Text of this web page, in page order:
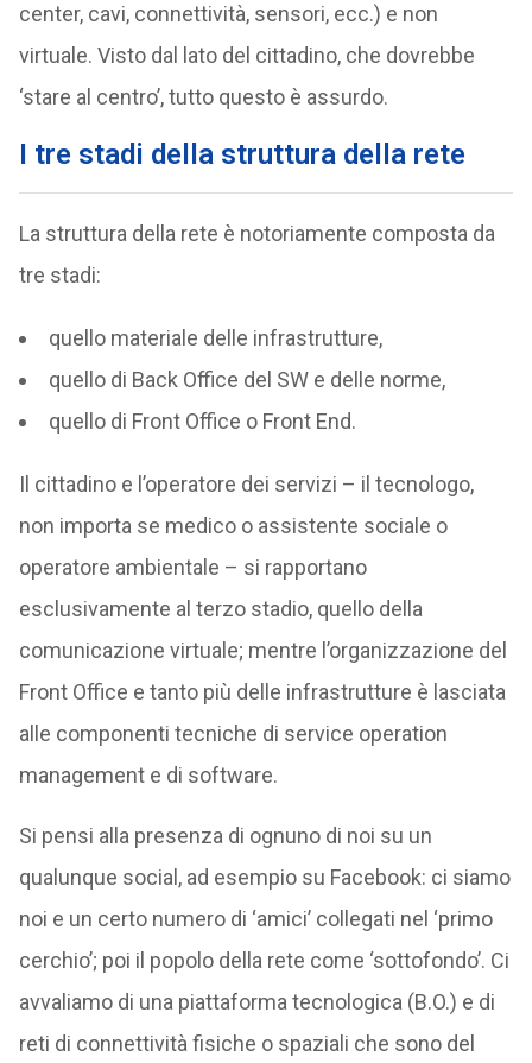
center, cavi, connettività, sensori, ecc.) e non
virtuale. Visto dal lato del cittadino, che dovrebbe
‘stare al centro’, tutto questo è assurdo.
I tre stadi della struttura della rete
La struttura della rete è notoriamente composta da
tre stadi:
quello materiale delle infrastrutture,
quello di Back Office del SW e delle norme,
quello di Front Office o Front End.
Il cittadino e l’operatore dei servizi – il tecnologo,
non importa se medico o assistente sociale o
operatore ambientale – si rapportano
esclusivamente al terzo stadio, quello della
comunicazione virtuale; mentre l’organizzazione del
Front Office e tanto più delle infrastrutture è lasciata
alle componenti tecniche di service operation
management e di software.
Si pensi alla presenza di ognuno di noi su un
qualunque social, ad esempio su Facebook: ci siamo
noi e un certo numero di ‘amici’ collegati nel ‘primo
cerchio’; poi il popolo della rete come ‘sottofondo’. Ci
avvaliamo di una piattaforma tecnologica (B.O.) e di
reti di connettività fisiche o spaziali che sono del